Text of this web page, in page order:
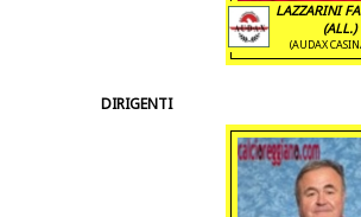
LAZZARINI
(ALL.)
(AUDAX
DIRIGENTI